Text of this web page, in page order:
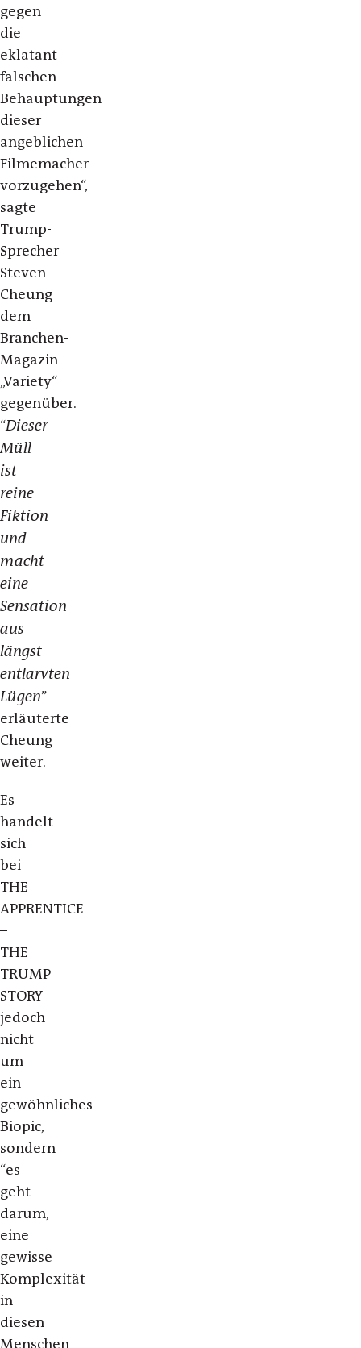
gegen
die
eklatant
falschen
Behauptungen
dieser
angeblichen
Filmemacher
vorzugehen“,
sagte
Trump-
Sprecher
Steven
Cheung
dem
Branchen-
Magazin
„Variety“
gegenüber.
“Dieser
Müll
ist
reine
Fiktion
und
macht
eine
Sensation
aus
längst
entlarvten
Lügen”
erläuterte
Cheung
weiter.
Es
handelt
sich
bei
THE
APPRENTICE
–
THE
TRUMP
STORY
jedoch
nicht
um
ein
gewöhnliches
Biopic,
sondern
“es
geht
darum,
eine
gewisse
Komplexität
in
diesen
Menschen